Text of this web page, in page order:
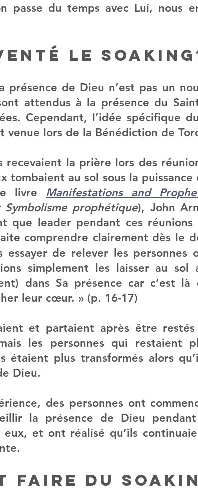
passe du temps avec Lui, nous
le
présence de Dieu n’est pas un
attendus à la présence du
Cependant, l’idée spécifique
venue lors de la Bénédiction de
recevaient la prière lors des
tombaient au sol sous la puissance
livre Manifestations and
prophétique), John
que leader pendant ces réunions
comprendre clairement dès le
essayer de relever les personnes
simplement les laisser au sol
dans Sa présence car c’est
leur cœur. » (p. 16-17)
et partaient après être
les personnes qui restaient
étaient plus transformés alors
Dieu.
des personnes ont
la présence de Dieu
et ont réalisé qu’ils
faire du